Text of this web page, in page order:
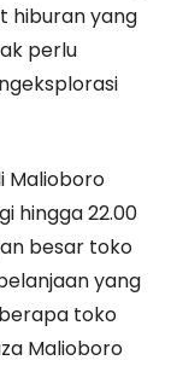
hiburan yang
perlu
Malioboro
hingga 22.00
besar toko
yang
toko
Malioboro